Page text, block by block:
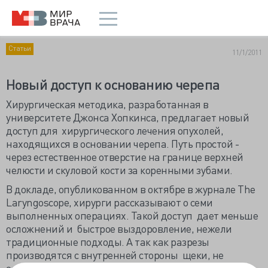
Статьи 11/1/2011
Новый доступ к основанию черепа
Хирургическая методика, разработанная в
университете Джонса Хопкинса, предлагает новый
доступ для хирургического лечения опухолей,
находящихся в основании черепа. Путь простой -
через естественное отверстие на границе верхней
челюсти и скуловой кости за коренными зубами.
В докладе, опубликованном в октябре в журнале The
Laryngoscope, хирурги рассказывают о семи
выполненных операциях. Такой доступ дает меньше
осложнений и быстрое выздоровление, нежели
традиционные подходы. А так как разрезы
производятся с внутренней стороны щеки, не